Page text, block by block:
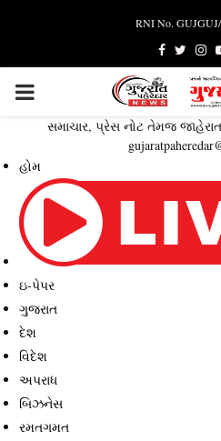
RNI No.
Facebook
PRIMARY
MENU
સમાચાર, પ્રેસ નોટ તેમજ
હોમ
ઇ-પેપર
ગુજરાત
દેશ
વિદેશ
અપરાધ
બિઝનેસ
રમતગમત